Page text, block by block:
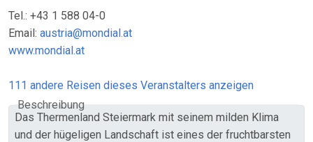
Tel.: +43 1 588 04-0
Email: austria@mondial.at
www.mondial.at
111 andere Reisen dieses Veranstalters anzeigen
Beschreibung
Das Thermenland Steiermark mit seinem milden Klima
und der hügeligen Landschaft ist eines der fruchtbarsten